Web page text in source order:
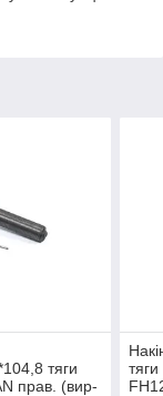
тяги
прав. (вир-